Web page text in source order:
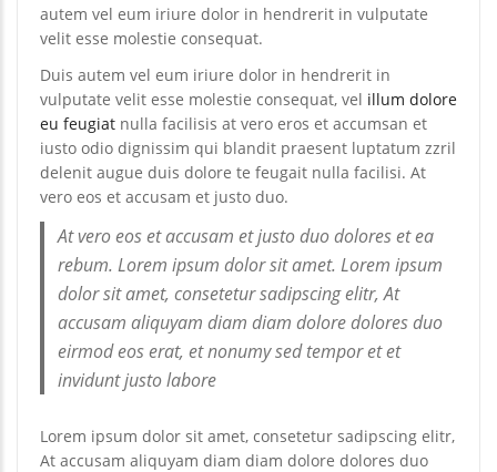
autem vel eum iriure dolor in hendrerit in vulputate
velit esse molestie consequat.
Duis autem vel eum iriure dolor in hendrerit in
vulputate velit esse molestie consequat, vel illum dolore
eu feugiat nulla facilisis at vero eros et accumsan et
iusto odio dignissim qui blandit praesent luptatum zzril
delenit augue duis dolore te feugait nulla facilisi. At
vero eos et accusam et justo duo.
At vero eos et accusam et justo duo dolores et ea
rebum. Lorem ipsum dolor sit amet. Lorem ipsum
dolor sit amet, consetetur sadipscing elitr, At
accusam aliquyam diam diam dolore dolores duo
eirmod eos erat, et nonumy sed tempor et et
invidunt justo labore
Lorem ipsum dolor sit amet, consetetur sadipscing elitr,
At accusam aliquyam diam diam dolore dolores duo